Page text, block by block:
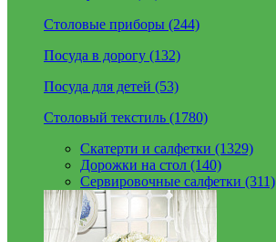
Столовые приборы (244)
Посуда в дорогу (132)
Посуда для детей (53)
Столовый текстиль (1780)
Скатерти и салфетки (1329)
Дорожки на стол (140)
Сервировочные салфетки (311)